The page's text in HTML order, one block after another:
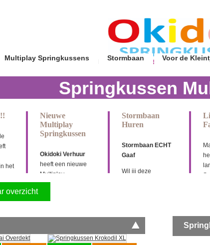
Multiplay Springkussens Stormbaan Voor de
Springkussen
het
Nieuwe
Multiplay
Springkussen
Okidoki Verhuur
heeft een nieuwe
Multiplay
springkussen
Stormbaan
Huren
Stormbaan ECHT
Gaaf
Wil jij deze
stormbaan verhuren
okidoki vrienden
overzicht